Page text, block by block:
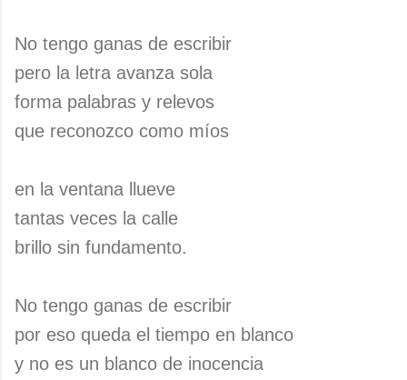
No tengo ganas de escribir
pero la letra avanza sola
forma palabras y relevos
que reconozco como míos
en la ventana llueve
tantas veces la calle
brillo sin fundamento.
No tengo ganas de escribir
por eso queda el tiempo en blanco
y no es un blanco de inocencia